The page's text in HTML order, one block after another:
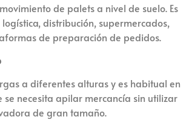
de palets a nivel de suelo. Es
distribución, supermercados,
de preparación de pedidos.
a diferentes alturas y es habitual en
se necesita apilar mercancía sin utilizar
de gran tamaño.